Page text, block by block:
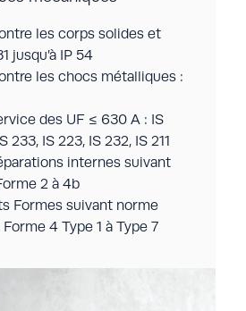
les corps solides et
jusqu’à IP 54
les chocs métalliques :
des UF ≤ 630 A : IS
233, IS 223, IS 232, IS 211
internes suivant
2 à 4b
Formes suivant norme
4 Type 1 à Type 7